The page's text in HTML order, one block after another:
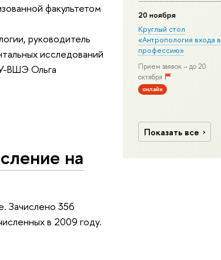
20 ноября
Круглый стол
«Антропология входа в
профессию»
Прием заявок – до 20
октября
онлайн
Показать все
факультетом
руководитель
исследований
ВШЭ Ольга
на
Зачислено 356
в 2009 году.